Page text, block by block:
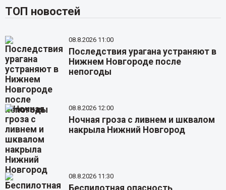
ТОП новостей
08.8.2026 11:00
Последствия урагана устраняют в
Нижнем Новгороде после
непогоды
08.8.2026 12:00
Ночная гроза с ливнем и шквалом
накрыла Нижний Новгород
08.8.2026 11:30
Беспилотная опасность